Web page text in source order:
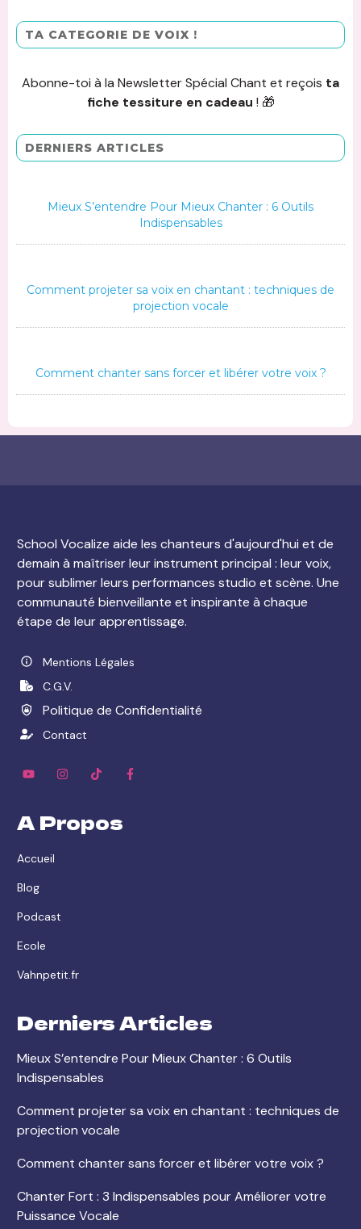
TA CATEGORIE DE VOIX !
Abonne-toi à la Newsletter Spécial Chant et reçois ta
fiche tessiture en cadeau ! 🎁
DERNIERS ARTICLES
Mieux S’entendre Pour Mieux Chanter : 6 Outils
Indispensables
Comment projeter sa voix en chantant : techniques de
projection vocale
Comment chanter sans forcer et libérer votre voix ?
School Vocalize aide les chanteurs d'aujourd'hui et de
demain à maîtriser leur instrument principal : leur voix,
pour sublimer leurs performances studio et scène. Une
communauté bienveillante et inspirante à chaque
étape de leur apprentissage.
Mentions Légales
C.G.V.
Politique de Confidentialité
Contact
A Propos
Accueil
Blog
Podcast
Ecole
Vahnpetit.fr
Derniers Articles
Mieux S’entendre Pour Mieux Chanter : 6 Outils
Indispensables
Comment projeter sa voix en chantant : techniques de
projection vocale
Comment chanter sans forcer et libérer votre voix ?
Chanter Fort : 3 Indispensables pour Améliorer votre
Puissance Vocale